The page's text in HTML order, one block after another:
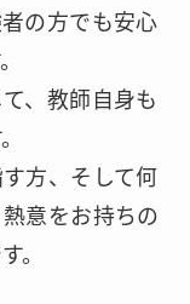
の方でも安心
、教師自身も
方、そして何
意をお持ちの
。